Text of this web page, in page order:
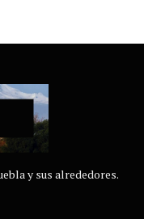
y sus alrededores.